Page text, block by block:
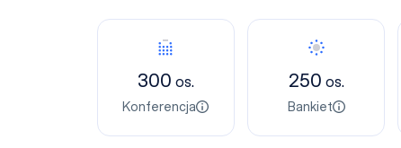
300 os.
Konferencja
250 os.
Bankiet